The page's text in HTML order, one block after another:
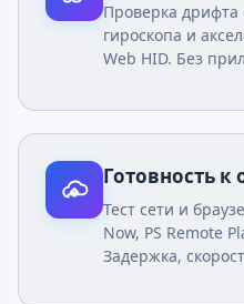
Проверка дрифта
гироскопа и
Web HID. Без
Готовность
Тест сети и
Now, PS Remote
Задержка,